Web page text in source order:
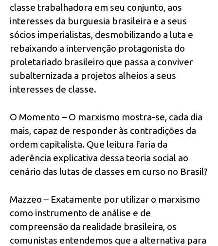
classe trabalhadora em seu conjunto, aos
interesses da burguesia brasileira e a seus
sócios imperialistas, desmobilizando a luta e
rebaixando a intervenção protagonista do
proletariado brasileiro que passa a conviver
subalternizada a projetos alheios a seus
interesses de classe.
O Momento – O marxismo mostra-se, cada dia
mais, capaz de responder às contradições da
ordem capitalista. Que leitura faria da
aderência explicativa dessa teoria social ao
cenário das lutas de classes em curso no Brasil?
Mazzeo – Exatamente por utilizar o marxismo
como instrumento de análise e de
compreensão da realidade brasileira, os
comunistas entendemos que a alternativa para